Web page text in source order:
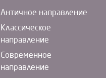
Античное направление
Классическое
направление
Современное
направление